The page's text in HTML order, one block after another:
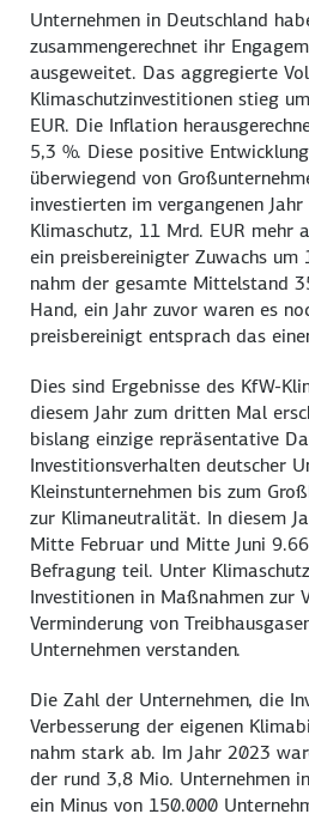
Unternehmen in Deutschland
zusammengerechnet ihr
ausgeweitet. Das aggregierte
Klimaschutzinvestitionen stieg
EUR. Die Inflation
5,3 %. Diese positive
überwiegend von
investierten im vergangenen
Klimaschutz, 11 Mrd. EUR mehr
ein preisbereinigter Zuwachs um
nahm der gesamte Mittelstand
Hand, ein Jahr zuvor waren es
preisbereinigt entsprach das
Dies sind Ergebnisse des KfW-
diesem Jahr zum dritten Mal
bislang einzige repräsentative
Investitionsverhalten deutscher
Kleinstunternehmen bis zum
zur Klimaneutralität. In diesem
Mitte Februar und Mitte Juni
Befragung teil. Unter
Investitionen in Maßnahmen zur
Verminderung von
Unternehmen verstanden.
Die Zahl der Unternehmen, die
Verbesserung der eigenen
nahm stark ab. Im Jahr 2023
der rund 3,8 Mio. Unternehmen
ein Minus von 150.000